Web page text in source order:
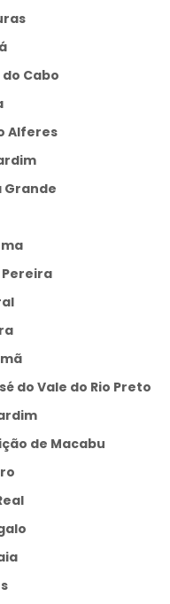
do Cabo
Alferes
Grande
Pereira
do Vale do Rio Preto
de Macabu